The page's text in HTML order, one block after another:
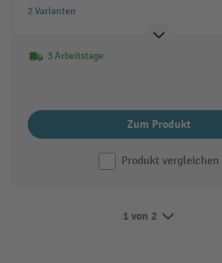
2 Varianten
3 Arbeitstage
Zum Produkt
Produkt vergleichen
1 von 2